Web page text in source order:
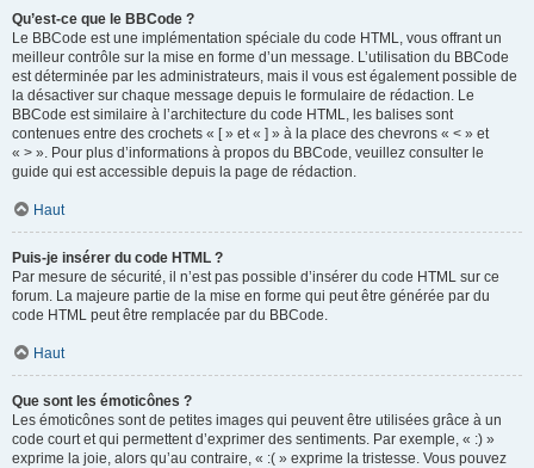
Qu’est-ce que le BBCode ?
Le BBCode est une implémentation spéciale du code HTML, vous offrant un
meilleur contrôle sur la mise en forme d’un message. L’utilisation du BBCode
est déterminée par les administrateurs, mais il vous est également possible de
la désactiver sur chaque message depuis le formulaire de rédaction. Le
BBCode est similaire à l’architecture du code HTML, les balises sont
contenues entre des crochets « [ » et « ] » à la place des chevrons « < » et
« > ». Pour plus d’informations à propos du BBCode, veuillez consulter le
guide qui est accessible depuis la page de rédaction.
Haut
Puis-je insérer du code HTML ?
Par mesure de sécurité, il n’est pas possible d’insérer du code HTML sur ce
forum. La majeure partie de la mise en forme qui peut être générée par du
code HTML peut être remplacée par du BBCode.
Haut
Que sont les émoticônes ?
Les émoticônes sont de petites images qui peuvent être utilisées grâce à un
code court et qui permettent d’exprimer des sentiments. Par exemple, « :) »
exprime la joie, alors qu’au contraire, « :( » exprime la tristesse. Vous pouvez